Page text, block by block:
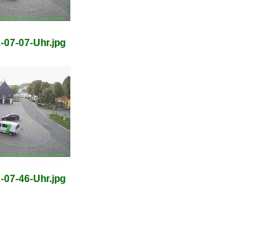
07-07-Uhr.jpg
07-46-Uhr.jpg